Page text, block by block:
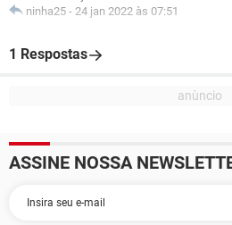
ninha25 - 24 jan 2022 às 07:51
1 Respostas
ASSINE NOSSA